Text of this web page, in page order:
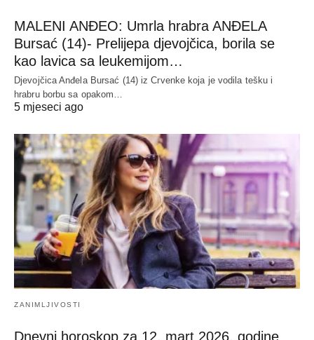
MALENI ANĐEO: Umrla hrabra ANĐELA
Bursać (14)- Prelijepa djevojčica, borila se
kao lavica sa leukemijom…
Djevojčica Anđela Bursać (14) iz Crvenke koja je vodila tešku i
hrabru borbu sa opakom…
5 mjeseci ago
ZANIMLJIVOSTI
Dnevni horoskop za 12. mart 2026. godine